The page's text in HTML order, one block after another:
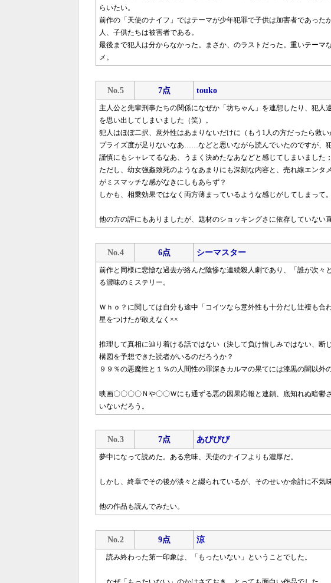
らいたい。
前作の「天使のナイフ」ではテーマが少年犯罪で子供は加害者であった
人、子供たちは被害者である。
最後まで犯人は分からなかった。まさか、のラストだった。重いテーマ
メ。
No.5 7点 touko
主人公と先輩刑事たちの関係になぜか「坊ちゃん」を連想したり、犯人
を思い出してしまいました（笑）。
犯人はほぼ二択、意外性はあまりないだけに（もう1人の方だったら救
プライズ度が足りないなあ……などと思いながら読んでいたのですが、
謹慎にもシャレてるなあ、うまく決めたなあなどと感じてしまいました
ただし、幼女強姦致死のようなあまりにも深刻な内容と、売れ線エンタ
がミスマッチな感がなきにしもあらず？
しかも、相乗効果ではなく両方薄まっているような感じがしてしまって。
他の方の評にもありましたが、題材のショッキングさに依存していない
No.4 6点 シーマスター
前作と同様に悲愴な過去が絡んだ陰惨な連続殺人劇であり、「誰が次々
る濃味のミステリー。
Ｗｈｏ？に関しては自分も途中「コイツなら意外性も十分だし辻褄も合
星をつけたが敢えなく××
推理して真相に辿り着ける話ではない（決して負け惜しみではない、断
構図を予想できた読者がいるのだろうか？
９９％の悪魔性と１％の人間性の罪深きカルマの果てには漆黒の闇以外
映画〇〇〇〇Ｎや〇〇Ｗにも通ずる悪の因果応報と連鎖、底知れぬ暗鬱
いないだろう。
No.3 7点 あびびび
夢中になって読めた。ある意味、天使のナイフよりも濃厚だ。
しかし、終章でその後が淡々と綴られているが、そのせいか余計に不気
他の作品も読んでみたい。
No.2 9点 涼
読み終わった第一印象は、「もったいない」ということでした。